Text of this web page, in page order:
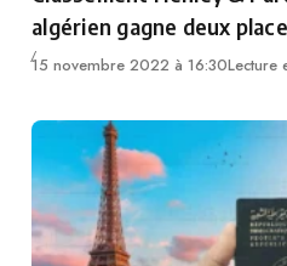
algérien gagne deux
15 novembre 2022 à 16:30Lecture